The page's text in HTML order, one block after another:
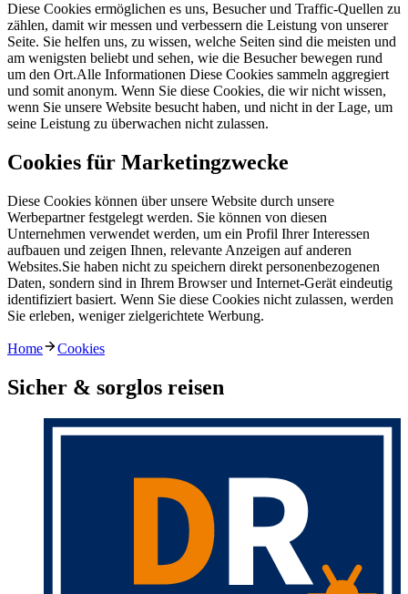
Diese Cookies ermöglichen es uns, Besucher und Traffic-Quellen zu
zählen, damit wir messen und verbessern die Leistung von unserer
Seite. Sie helfen uns, zu wissen, welche Seiten sind die meisten und
am wenigsten beliebt und sehen, wie die Besucher bewegen rund
um den Ort.Alle Informationen Diese Cookies sammeln aggregiert
und somit anonym. Wenn Sie diese Cookies, die wir nicht wissen,
wenn Sie unsere Website besucht haben, und nicht in der Lage, um
seine Leistung zu überwachen nicht zulassen.
Cookies für Marketingzwecke
Diese Cookies können über unsere Website durch unsere
Werbepartner festgelegt werden. Sie können von diesen
Unternehmen verwendet werden, um ein Profil Ihrer Interessen
aufbauen und zeigen Ihnen, relevante Anzeigen auf anderen
Websites.Sie haben nicht zu speichern direkt personenbezogenen
Daten, sondern sind in Ihrem Browser und Internet-Gerät eindeutig
identifiziert basiert. Wenn Sie diese Cookies nicht zulassen, werden
Sie erleben, weniger zielgerichtete Werbung.
Home Cookies
Sicher & sorglos reisen